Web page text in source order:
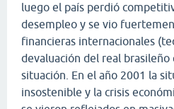
luego el país perdió
desempleo y se vio
financieras internacionales
devaluación del real brasileño
situación. En el año 2001 la
insostenible y la crisis